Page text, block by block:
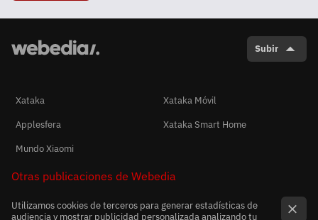
Subir
Xataka
Xataka Móvil
Applesfera
Xataka Smart Home
Mundo Xiaomi
Otras publicaciones de Webedia
Utilizamos cookies de terceros para generar estadísticas de
audiencia y mostrar publicidad personalizada analizando tu